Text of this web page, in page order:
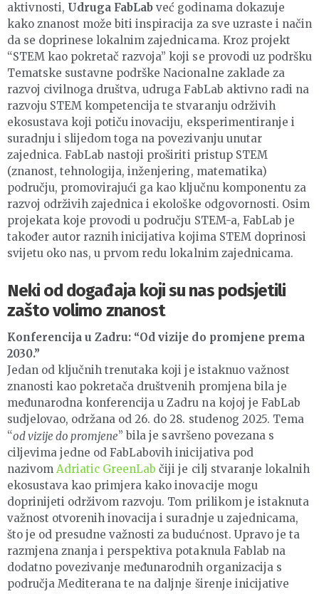
aktivnosti, Udruga FabLab već godinama dokazuje
kako znanost može biti inspiracija za sve uzraste i način
da se doprinese lokalnim zajednicama. Kroz projekt
“STEM kao pokretač razvoja” koji se provodi uz podršku
Tematske sustavne podrške Nacionalne zaklade za
razvoj civilnoga društva, udruga FabLab aktivno radi na
razvoju STEM kompetencija te stvaranju održivih
ekosustava koji potiču inovaciju, eksperimentiranje i
suradnju i slijedom toga na povezivanju unutar
zajednica. FabLab nastoji proširiti pristup STEM
(znanost, tehnologija, inženjering, matematika)
području, promovirajući ga kao ključnu komponentu za
razvoj održivih zajednica i ekološke odgovornosti. Osim
projekata koje provodi u području STEM-a, FabLab je
također autor raznih inicijativa kojima STEM doprinosi
svijetu oko nas, u prvom redu lokalnim zajednicama.
Neki od događaja koji su nas podsjetili
zašto volimo znanost
Konferencija u Zadru: “Od vizije do promjene prema
2030.”
Jedan od ključnih trenutaka koji je istaknuo važnost
znanosti kao pokretača društvenih promjena bila je
međunarodna konferencija u Zadru na kojoj je FabLab
sudjelovao, održana od 26. do 28. studenog 2025. Tema
“od vizije do promjene” bila je savršeno povezana s
ciljevima jedne od FabLabovih inicijativa pod
nazivomAdriatic GreenLab čiji je cilj stvaranje lokalnih
ekosustava kao primjera kako inovacije mogu
doprinijeti održivom razvoju. Tom prilikom je istaknuta
važnost otvorenih inovacija i suradnje u zajednicama,
što je od presudne važnosti za budućnost. Upravo je ta
razmjena znanja i perspektiva potaknula Fablab na
dodatno povezivanje međunarodnih organizacija s
područja Mediterana te na daljnje širenje inicijative